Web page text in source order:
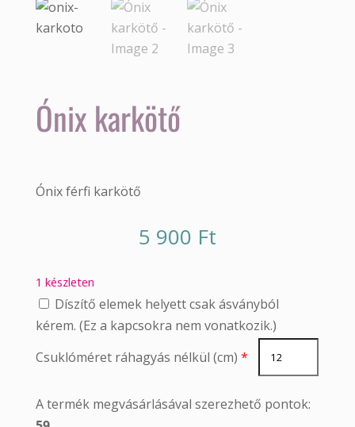
Ónix karkötő
Ónix férfi karkötő
5 900 Ft
1 készleten
Díszítő elemek helyett csak ásványból
kérem. (Ez a kapcsokra nem vonatkozik.)
Csuklóméret ráhagyás nélkül (cm) *
A termék megvásárlásával szerezhető pontok: